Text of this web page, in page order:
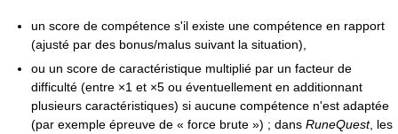
un score de compétence s'il existe une compétence en rapport
(ajusté par des bonus/malus suivant la situation),
ou un score de caractéristique multiplié par un facteur de
difficulté (entre ×1 et ×5 ou éventuellement en additionnant
plusieurs caractéristiques) si aucune compétence n'est adaptée
(par exemple épreuve de « force brute ») ; dans RuneQuest, les